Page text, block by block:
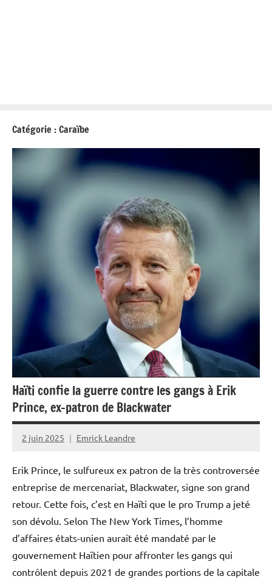
Catégorie :Caraïbe
Haïti confie la guerre contre les gangs à Erik
Prince, ex-patron de Blackwater
2 juin 2025 Emrick Leandre
Erik Prince, le sulfureux ex patron de la très controversée
entreprise de mercenariat, Blackwater, signe son grand
retour. Cette fois, c’est en Haïti que le pro Trump a jeté
son dévolu. Selon The New York Times, l’homme
d’affaires états-unien aurait été mandaté par le
gouvernement Haïtien pour affronter les gangs qui
contrôlent depuis 2021 de grandes portions de la capitale